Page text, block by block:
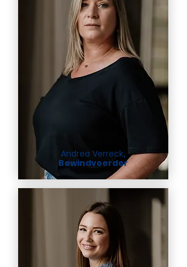
Andrea Verreck,
Bewindvoerder